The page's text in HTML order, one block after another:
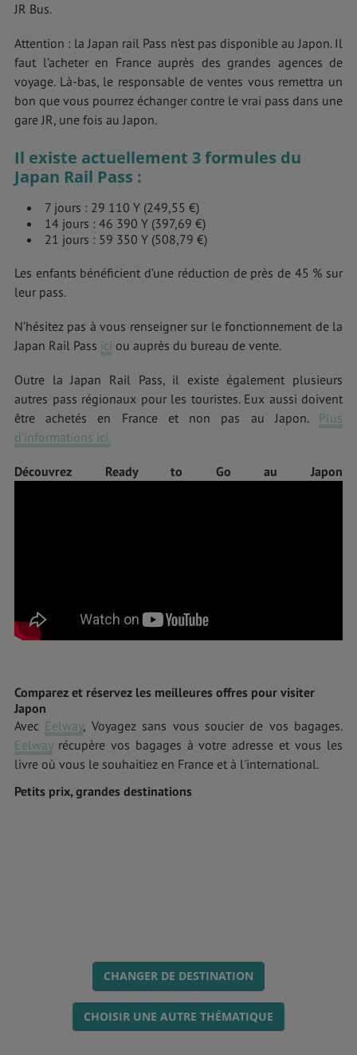
JR Bus.
Attention : la Japan rail Pass n’est pas disponible au Japon. Il
faut l’acheter en France auprès des grandes agences de
voyage. Là-bas, le responsable de ventes vous remettra un
bon que vous pourrez échanger contre le vrai pass dans une
gare JR, une fois au Japon.
Il existe actuellement 3 formules du
Japan Rail Pass :
7 jours : 29 110 Y (249,55 €)
14 jours : 46 390 Y (397,69 €)
21 jours : 59 350 Y (508,79 €)
Les enfants bénéficient d’une réduction de près de 45 % sur
leur pass.
N’hésitez pas à vous renseigner sur le fonctionnement de la
Japan Rail Pass ici ou auprès du bureau de vente.
Outre la Japan Rail Pass, il existe également plusieurs
autres pass régionaux pour les touristes. Eux aussi doivent
être achetés en France et non pas au Japon. Plus
d’informations ici.
Découvrez Ready to Go au Japon
Comparez et réservez les meilleures offres pour visiter
Japon
Avec Eelway, Voyagez sans vous soucier de vos bagages.
Eelwayrécupère vos bagages à votre adresse et vous les
livre où vous le souhaitiez en France et à l'international.
Petits prix, grandes destinations
CHANGER DE DESTINATION
CHOISIR UNE AUTRE THÉMATIQUE